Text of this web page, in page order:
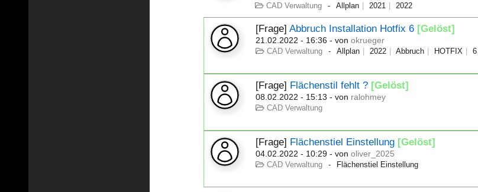
CAD Verwaltung Allplan 2021 2022
[Frage]Abbruch Installation Hotfix 6 [Gelöst]
21.02.2022 - 16:36 - vonokrueger
CAD Verwaltung Allplan 2022 Abbruch HOTFIX 6
[Frage] Flächenstil fehlt ? [Gelöst]
08.02.2022 - 15:13 - von ralohmey
CAD Verwaltung
[Frage] Flächenstiel Einstellung [Gelöst]
04.02.2022 - 10:29 - vonoliver_2025
CAD Verwaltung Flächenstiel Einstellung